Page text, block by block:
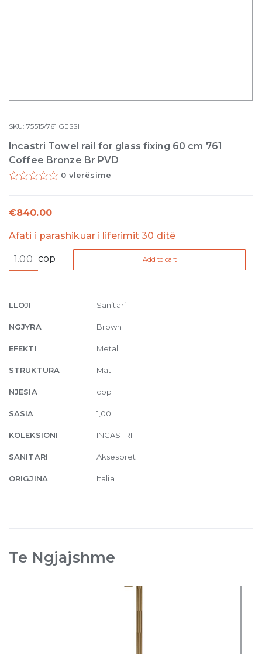
SKU:75515/761 GESSI
Incastri Towel rail for glass fixing 60 cm 761
Coffee Bronze Br PVD
0 vlerësime
€840.00
Afati i parashikuar i liferimit 30 ditë
Towel
glass
60
cm
Coffee
Bronze
PVD
quantity
cop Add to cart
LLOJI Sanitari
NGJYRA Brown
EFEKTI Metal
STRUKTURA Mat
NJESIA cop
SASIA 1,00
KOLEKSIONI INCASTRI
SANITARI Aksesoret
ORIGJINA Italia
Te Ngjajshme